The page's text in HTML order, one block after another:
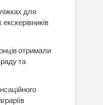
для
отримали
та